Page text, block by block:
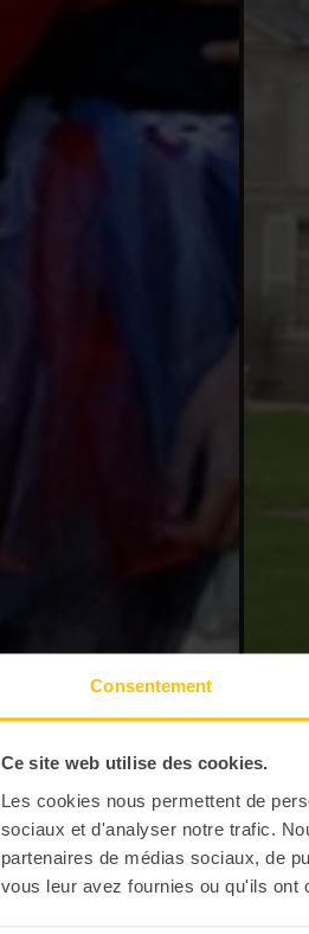
Consentement
Ce site web utilise des cookies.
Les cookies nous permettent de
sociaux et d'analyser notre trafic.
partenaires de médias sociaux, de
vous leur avez fournies ou qu'ils ont